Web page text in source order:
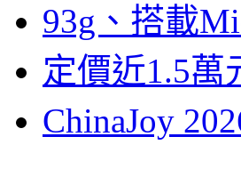
93g、搭載
定價近1.5萬
ChinaJoy